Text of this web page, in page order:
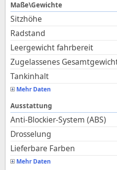
Maße\Gewichte
Sitzhöhe
Radstand
Leergewicht fahrbereit
Zugelassenes
Tankinhalt
Mehr Daten
Ausstattung
Anti-Blockier-System (ABS)
Drosselung
Lieferbare Farben
Mehr Daten